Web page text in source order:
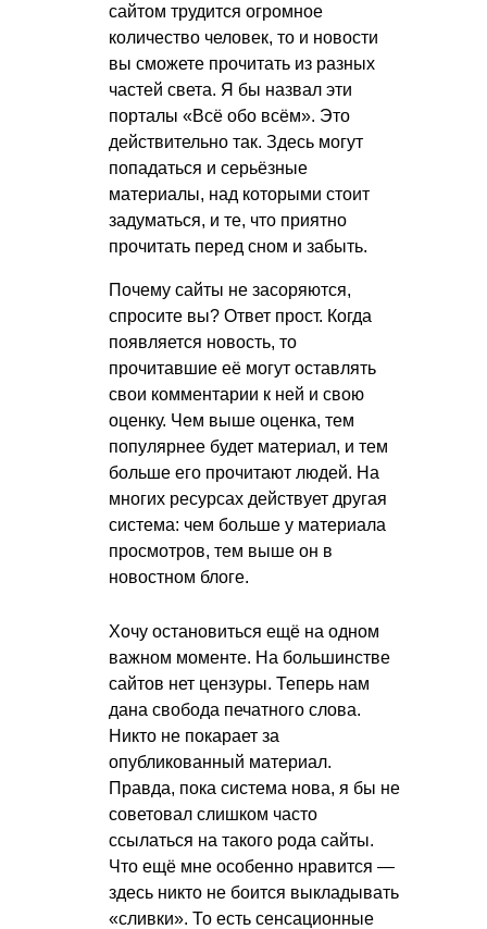
сайтом трудится огромное
количество человек, то и новости
вы сможете прочитать из разных
частей света. Я бы назвал эти
порталы «Всё обо всём». Это
действительно так. Здесь могут
попадаться и серьёзные
материалы, над которыми стоит
задуматься, и те, что приятно
прочитать перед сном и забыть.
Почему сайты не засоряются,
спросите вы? Ответ прост. Когда
появляется новость, то
прочитавшие её могут оставлять
свои комментарии к ней и свою
оценку. Чем выше оценка, тем
популярнее будет материал, и тем
больше его прочитают людей. На
многих ресурсах действует другая
система: чем больше у материала
просмотров, тем выше он в
новостном блоге.
Хочу остановиться ещё на одном
важном моменте. На большинстве
сайтов нет цензуры. Теперь нам
дана свобода печатного слова.
Никто не покарает за
опубликованный материал.
Правда, пока система нова, я бы не
советовал слишком часто
ссылаться на такого рода сайты.
Что ещё мне особенно нравится —
здесь никто не боится выкладывать
«сливки». То есть сенсационные